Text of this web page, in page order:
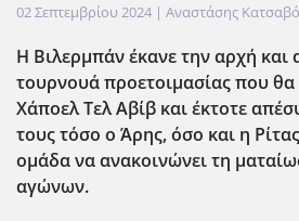
02 Σεπτεμβρίου 2024 | Αναστάσης
Η Βιλερμπάν έκανε την αρχή
τουρνουά προετοιμασίας που
Χάποελ Τελ Αβίβ και έκτοτε
τους τόσο ο Άρης, όσο και η
ομάδα να ανακοινώνει τη
αγώνων.